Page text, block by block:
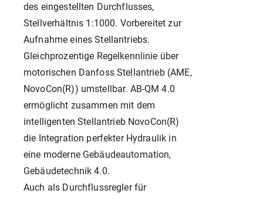
des eingestellten Durchflusses,
Stellverhältnis 1:1000. Vorbereitet zur
Aufnahme eines Stellantriebs.
Gleichprozentige Regelkennlinie über
motorischen Danfoss Stellantrieb (AME,
NovoCon(R)) umstellbar. AB-QM 4.0
ermöglicht zusammen mit dem
intelligenten Stellantrieb NovoCon(R)
die Integration perfekter Hydraulik in
eine moderne Gebäudeautomation,
Gebäudetechnik 4.0.
Auch als Durchflussregler für